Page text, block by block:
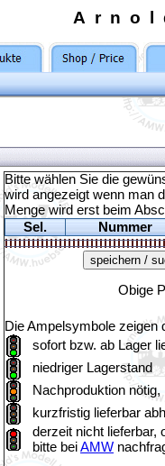
Bitte wählen Sie die
wird angezeigt wenn man
Menge wird erst beim
Sel.
Nummer
Obige
Die Ampelsymbole zeigen
sofort bzw. ab Lager
niedriger Lagerstand
Nachproduktion
kurzfristig lieferbar
derzeit nicht lieferbar,
bitte beiAMW